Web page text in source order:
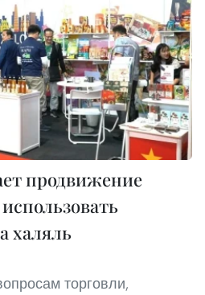
продвижение
халяль
торговли,